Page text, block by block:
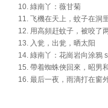
10. 綠南丫：薇甘菊
11. 飞機在天上，蚊子在洞里
12. 用高頻赶蚊子，被咬了
13. 入瓮，出瓮，晒太阳
14. 綠南丫：花崗岩向涂鴉
15. 帶着蜘蛛俠回來，昭男
16. 最后一夜，雨滴打在窗